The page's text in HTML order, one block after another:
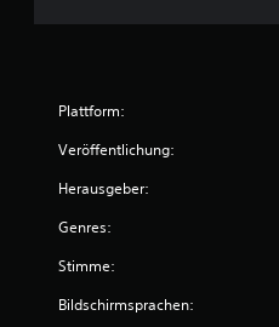
Plattform:
Veröffentlichung:
Herausgeber:
Genres:
Stimme:
Bildschirmsprachen: